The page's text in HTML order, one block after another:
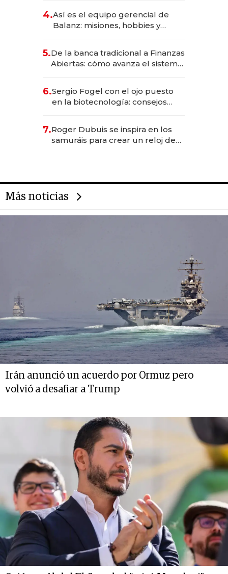
4.Así es el equipo gerencial de
Balanz: misiones, hobbies y
5.De la banca tradicional a Finanzas
Abiertas: cómo avanza el sistema
6.Sergio Fogel con el ojo puesto
en la biotecnología: consejos
rol de la IA
7.Roger Dubuis se inspira en los
samuráis para crear un reloj de
Más noticias
Irán anunció un acuerdo por Ormuz pero
volvió a desafiar a Trump